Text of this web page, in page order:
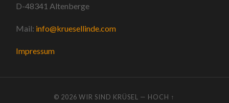
D-48341 Altenberge
Mail: info@kruesellinde.com
Impressum
© 2026WIR SIND KRÜSEL — HOCH ↑